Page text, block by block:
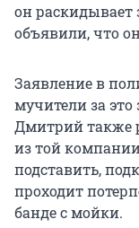
он
объявили, что
Заявление в
мучители за
Дмитрий также
из той компании
подставить,
проходит
банде с мойки.